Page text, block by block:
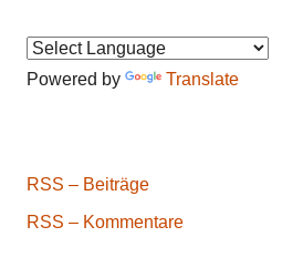
Powered by Translate
RSS – Beiträge
RSS – Kommentare